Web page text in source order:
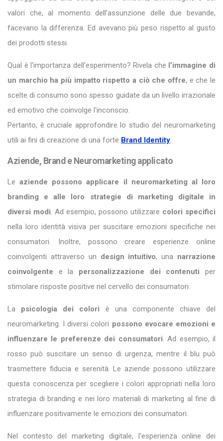
valori che, al momento dell’assunzione delle due bevande,
facevano la differenza. Ed avevano più peso rispetto al gusto
dei prodotti stessi.
Qual è l'importanza dell'esperimento? Rivela che l’immagine di
un marchio ha più impatto rispetto a ciò che offre, e che le
scelte di consumo sono spesso guidate da un livello irrazionale
ed emotivo che coinvolge l'inconscio.
Pertanto, è cruciale approfondire lo studio del neuromarketing
utili ai fini di creazione di una forte Brand Identity.
Aziende, Brand e Neuromarketing applicato
Leaziende possono applicare il neuromarketing al loro
branding e alle loro strategie di marketing digitale in
diversi modi. Ad esempio, possono utilizzare colori specifici
nella loro identità visiva per suscitare emozioni specifiche nei
consumatori. Inoltre, possono creare esperienze online
coinvolgenti attraverso un design intuitivo, una narrazione
coinvolgente e la personalizzazione dei contenuti per
stimolare risposte positive nel cervello dei consumatori.
La psicologia dei colori è una componente chiave del
neuromarketing. I diversi colori possono evocare emozioni e
influenzare le preferenze dei consumatori. Ad esempio, il
rosso può suscitare un senso di urgenza, mentre il blu può
trasmettere fiducia e serenità. Le aziende possono utilizzare
questa conoscenza per scegliere i colori appropriati nella loro
strategia di branding e nei loro materiali di marketing al fine di
influenzare positivamente le emozioni dei consumatori.
Nel contesto del marketing digitale, l'esperienza online dei